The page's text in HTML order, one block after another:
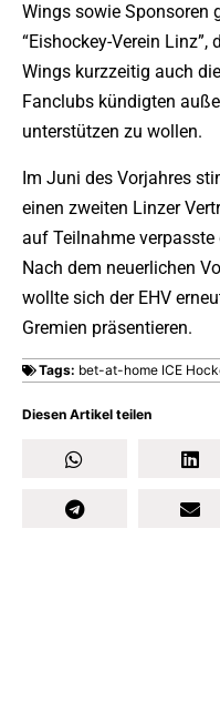
Diesen Artikel teilen
Wings sowie Sponsoren
“Eishockey-Verein
Wings kurzzeitig auch
Fanclubs kündigten
unterstützen zu wollen.
Im Juni des Vorjahres
einen zweiten Linzer
auf Teilnahme
Nach dem neuerlichen
wollte sich der EHV
Gremien präsentieren.
Tags: bet-at-home ICE